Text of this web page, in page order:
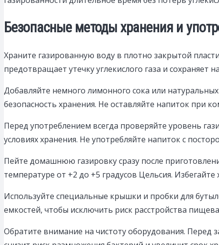
Безопасные методы хранения и
Храните газированную воду в плотно закрытой
предотвращает утечку углекислого газа и сохраняет
Добавляйте немного лимонного сока или
безопасность хранения. Не оставляйте напиток при
Перед употреблением всегда проверяйте уровень
условиях хранения. Не употребляйте напиток с
Пейте домашнюю газировку сразу после
температуре от +2 до +5 градусов Цельсия.
Используйте специальные крышки и пробки для
емкостей, чтобы исключить риск расстройства
Обратите внимание на чистоту оборудования. Перед